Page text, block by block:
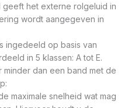
geeft het externe rolgeluid in
wordt aangegeven in
ingedeeld op basis van
in 5 klassen: A tot E.
minder dan een band met de
maximale snelheid wat mag